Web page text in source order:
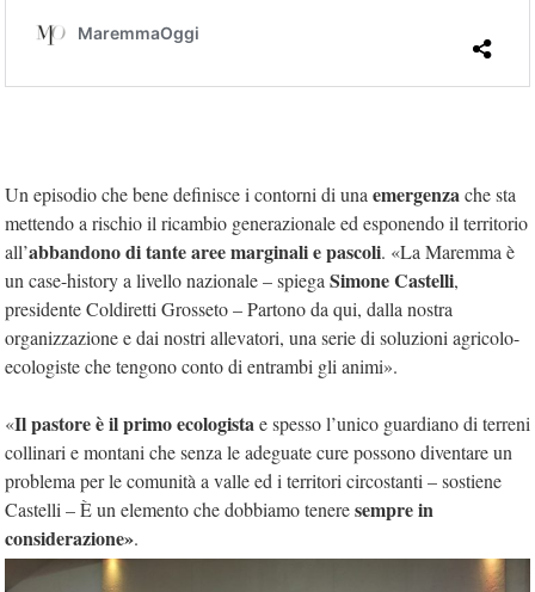
Un episodio che bene definisce i contorni di una emergenzache sta
mettendo a rischio il ricambio generazionale ed esponendo il territorio
all’abbandono di tante aree marginali e pascoli. «La Maremma è
un case-history a livello nazionale – spiega Simone Castelli,
presidente Coldiretti Grosseto – Partono da qui, dalla nostra
organizzazione e dai nostri allevatori, una serie di soluzioni agricolo-
ecologiste che tengono conto di entrambi gli animi».
«Il pastore è il primo ecologistae spesso l’unico guardiano di terreni
collinari e montani che senza le adeguate cure possono diventare un
problema per le comunità a valle ed i territori circostanti – sostiene
Castelli – È un elemento che dobbiamo teneresempre in
considerazione».